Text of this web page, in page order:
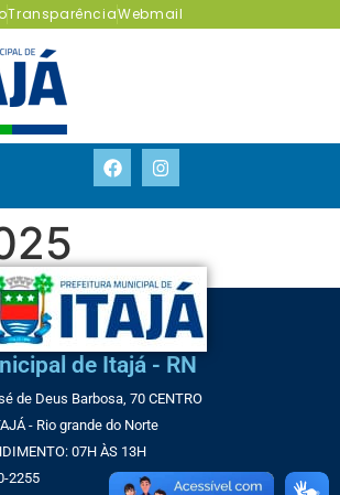
TransparênciaWebmail
de Itajá - RN
de Deus Barbosa, 70 CENTRO
- Rio grande do Norte
07H ÀS 13H
2255